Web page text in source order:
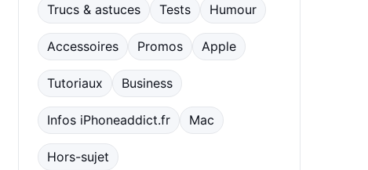
Trucs & astuces Tests Humour
Accessoires Promos Apple
Tutoriaux Business
Infos iPhoneaddict.fr Mac
Hors-sujet